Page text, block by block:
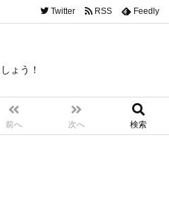
ょう！
前へ 次へ 検索
Twitter RSS Feedly